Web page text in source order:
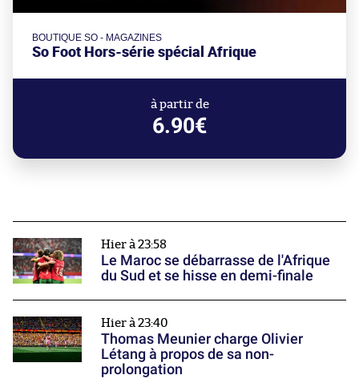
BOUTIQUE SO - MAGAZINES
So Foot Hors-série spécial Afrique
à partir de
6.90€
Hier à 23:58
Le Maroc se débarrasse de l'Afrique
du Sud et se hisse en demi-finale
Hier à 23:40
Thomas Meunier charge Olivier
Létang à propos de sa non-
prolongation